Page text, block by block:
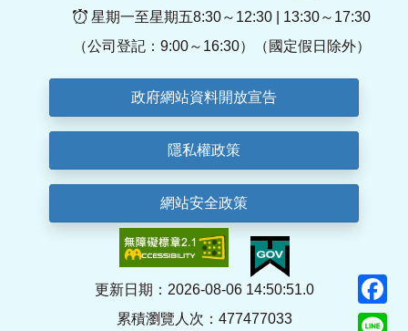
星期一至星期五8:30～12:30 | 13:30～17:30
（公司登記：9:00～16:30）（國定假日除外）
政府網站資料開放宣告
隱私權政策
網站安全政策
更新日期：2026-08-06 14:50:51.0
累積瀏覽人次：477477033